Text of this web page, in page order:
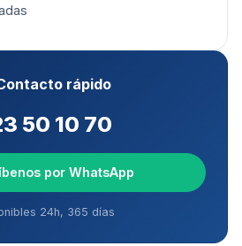
rápido
50 10 70
por WhatsApp
24h, 365 días